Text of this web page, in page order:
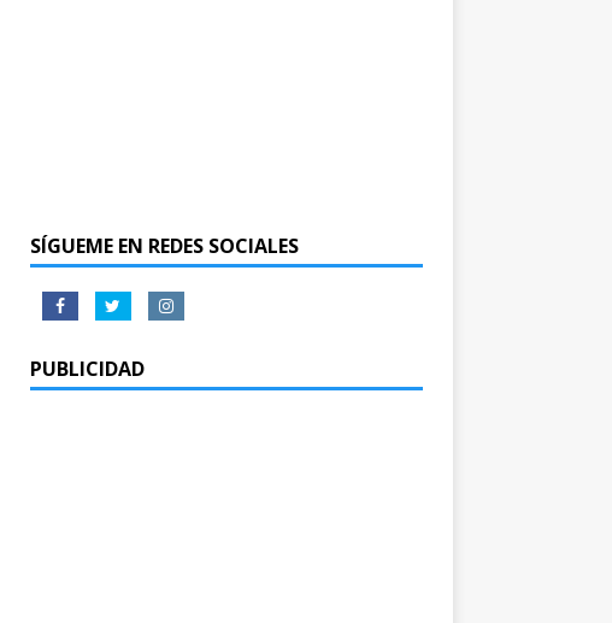
SÍGUEME EN REDES SOCIALES
PUBLICIDAD